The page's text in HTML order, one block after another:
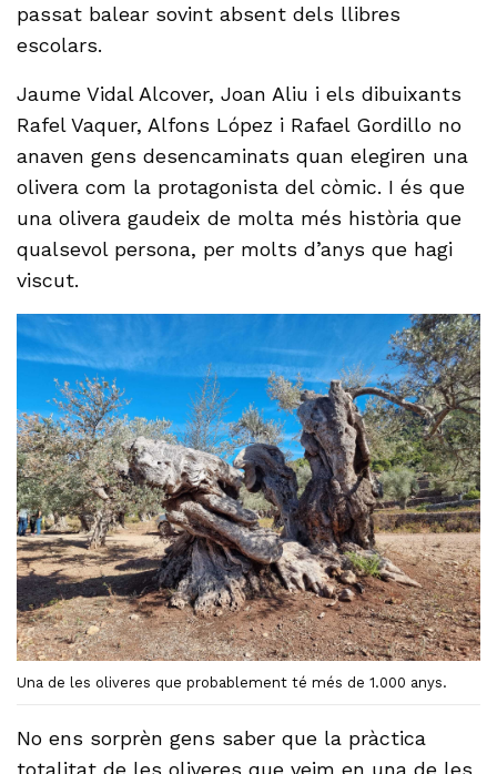
passat balear sovint absent dels llibres
escolars.
Jaume Vidal Alcover, Joan Aliu i els dibuixants
Rafel Vaquer, Alfons López i Rafael Gordillo no
anaven gens desencaminats quan elegiren una
olivera com la protagonista del còmic. I és que
una olivera gaudeix de molta més història que
qualsevol persona, per molts d’anys que hagi
viscut.
Una de les oliveres que probablement té més de 1.000 anys.
No ens sorprèn gens saber que la pràctica
totalitat de les oliveres que veim en una de les